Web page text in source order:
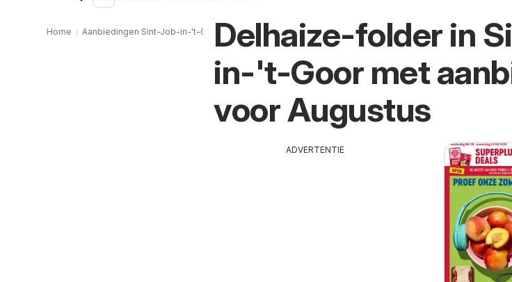
Delhaize-folder in
in-'t-Goor met
voor Augustus
ADVERTENTIE
Home Aanbiedingen Sint-Job-in-'t-Goor Supermarkten Sint-Job-in-'t-Goor Delhaize Sint-Job-in-'t-Goor